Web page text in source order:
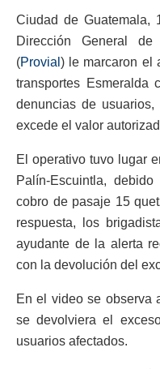
Ciudad de Guatemala,
Dirección General
(Provial ) le marcaron el
transportes Esmeralda
denuncias de
excede el valor
El operativo tuvo lugar
Palín-Escuintla,
cobro de pasaje 15
respuesta, los
ayudante de la alerta
con la devolución del
En el video se observa
se devolviera el
usuarios afectados.